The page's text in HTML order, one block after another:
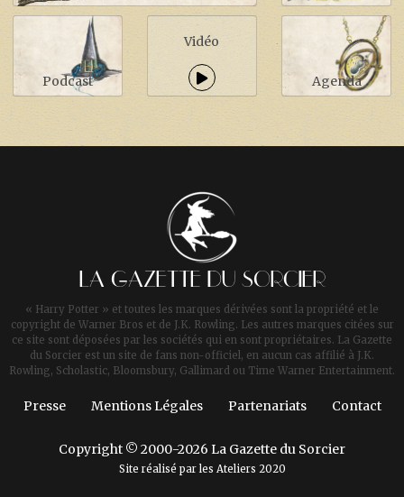
Podcast
Vidéo
Agenda
LA GAZETTE DU SORCIER
« Harry Potter » et toutes les marques dérivées sont la propriété et le
copyright de Warner Bros et de J.K. Rowling. Les autres marques citées sur
ce site sont déposées par les sociétés qui en sont propriétaires. La Gazette
du Sorcier est un site de fans non-officiel, en aucun cas affilié à J.K.
Rowling, Scholastic, Bloomsbury, Gallimard ou Time Warner Entertainment.
Presse Mentions Légales Partenariats Contact
Copyright © 2000-2026 La Gazette du Sorcier
Site réalisé par les Ateliers 2020